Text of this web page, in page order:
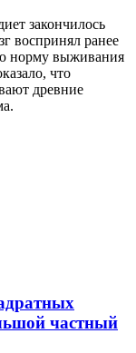
закончилось
воспринял ранее
норму выживания
что
древние
частный